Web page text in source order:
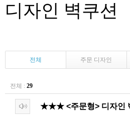
디자인 벽쿠션
전체 주문 디자인
전체 : 29
★★★ <주문형> 디자인